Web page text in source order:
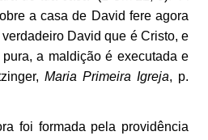
a casa de David fere agora
David que é Cristo, e
a maldição é executada e
Maria Primeira Igreja, p.
foi formada pela providência